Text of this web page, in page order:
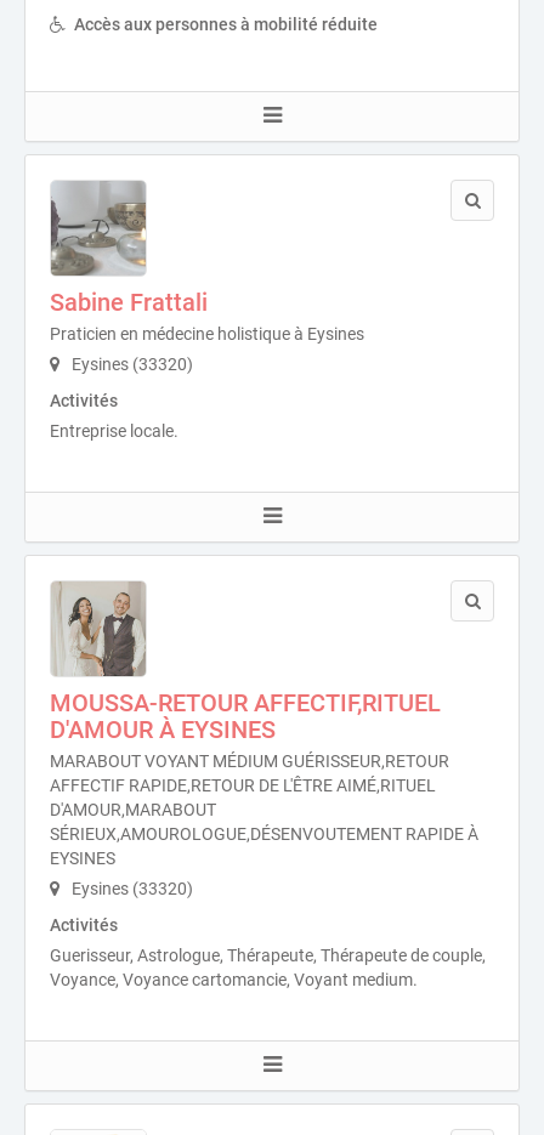
Accès aux personnes à mobilité réduite
Sabine Frattali
Praticien en médecine holistique à Eysines
Eysines (33320)
Activités
Entreprise locale.
MOUSSA-RETOUR AFFECTIF,RITUEL
D'AMOUR À EYSINES
MARABOUT VOYANT MÉDIUM GUÉRISSEUR,RETOUR
AFFECTIF RAPIDE,RETOUR DE L'ÊTRE AIMÉ,RITUEL
D'AMOUR,MARABOUT
SÉRIEUX,AMOUROLOGUE,DÉSENVOUTEMENT RAPIDE À
EYSINES
Eysines (33320)
Activités
Guerisseur, Astrologue, Thérapeute, Thérapeute de couple,
Voyance, Voyance cartomancie, Voyant medium.